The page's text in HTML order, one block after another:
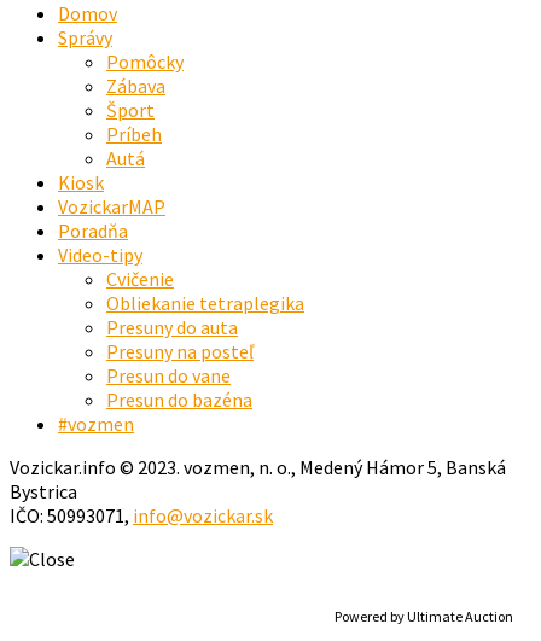
Domov
Správy
Pomôcky
Zábava
Šport
Príbeh
Autá
Kiosk
VozickarMAP
Poradňa
Video-tipy
Cvičenie
Obliekanie tetraplegika
Presuny do auta
Presuny na posteľ
Presun do vane
Presun do bazéna
#vozmen
Vozickar.info © 2023. vozmen, n. o., Medený Hámor 5, Banská
Bystrica
IČO: 50993071, info@vozickar.sk
Powered by Ultimate Auction